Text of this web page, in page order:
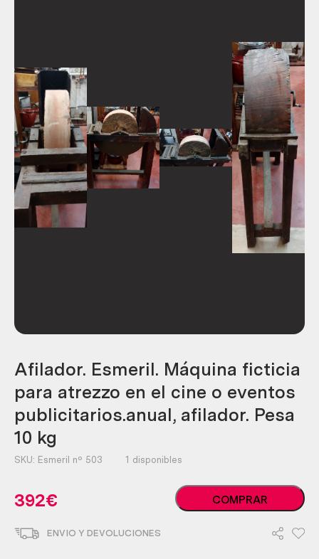
Afilador. Esmeril. Máquina ficticia
para atrezzo en el cine o eventos
publicitarios.anual, afilador. Pesa
10 kg
SKU: Esmeril nº 503 1 disponibles
392€
Afilador.
Esmeril.
COMPRAR
ENVIO Y DEVOLUCIONES